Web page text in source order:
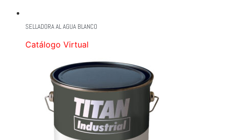
SELLADORA AL AGUA BLANCO
Catálogo Virtual